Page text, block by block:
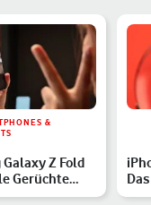
&
Z Fold
Gerüchte
Falt-